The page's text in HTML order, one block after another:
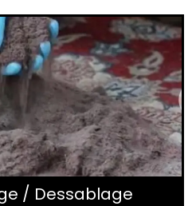
/ Dessablage